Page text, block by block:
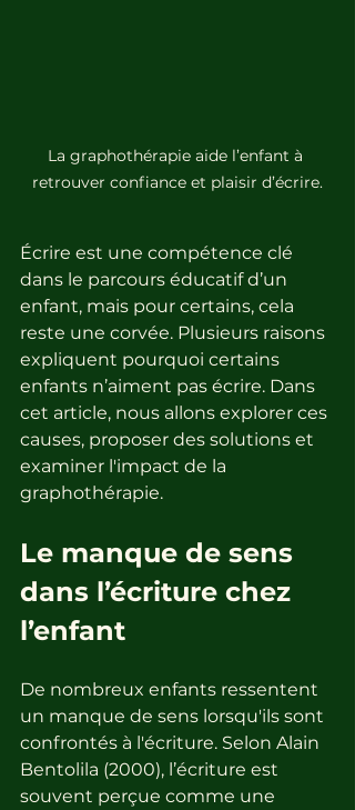
La graphothérapie aide l’enfant à
retrouver confiance et plaisir d’écrire.
Écrire est une compétence clé
dans le parcours éducatif d’un
enfant, mais pour certains, cela
reste une corvée. Plusieurs raisons
expliquent pourquoi certains
enfants n’aiment pas écrire. Dans
cet article, nous allons explorer ces
causes, proposer des solutions et
examiner l'impact de la
graphothérapie.
Le manque de sens
dans l’écriture chez
l’enfant
De nombreux enfants ressentent
un manque de sens lorsqu'ils sont
confrontés à l'écriture. Selon Alain
Bentolila (2000), l’écriture est
souvent perçue comme une